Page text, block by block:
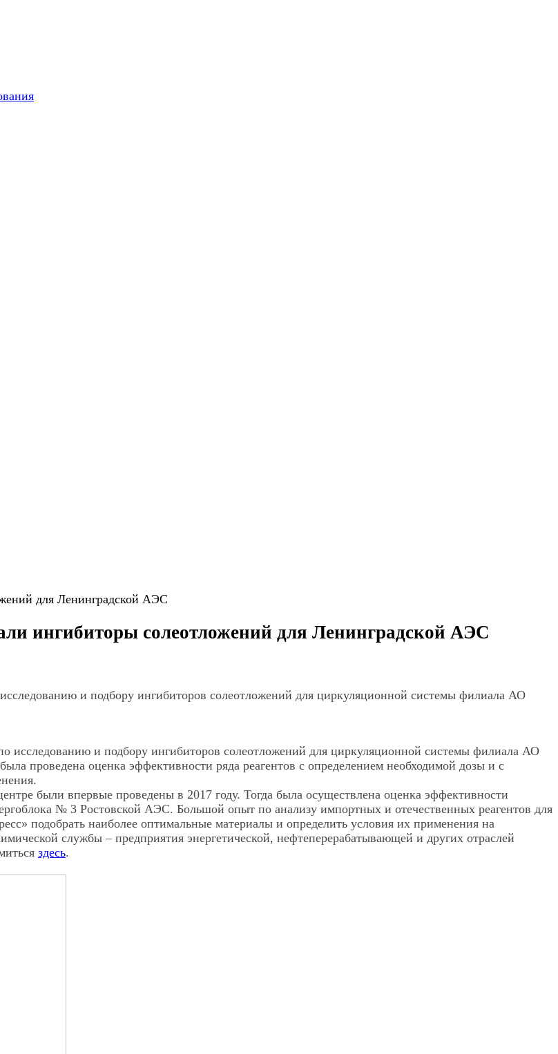
для Ленинградской АЭС
ингибиторы солеотложений для Ленинградской АЭС
и подбору ингибиторов солеотложений для циркуляционной системы филиала АО
исследованию и подбору ингибиторов солеотложений для циркуляционной системы филиала АО
проведена оценка эффективности ряда реагентов с определением необходимой дозы и с
были впервые проведены в 2017 году. Тогда была осуществлена оценка эффективности
№ 3 Ростовской АЭС. Большой опыт по анализу импортных и отечественных реагентов для
подобрать наиболее оптимальные материалы и определить условия их применения на
службы – предприятия энергетической, нефтеперерабатывающей и других отраслей
здесь.